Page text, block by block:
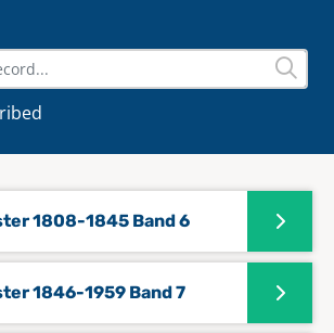
1808-1845 Band 6
1846-1959 Band 7